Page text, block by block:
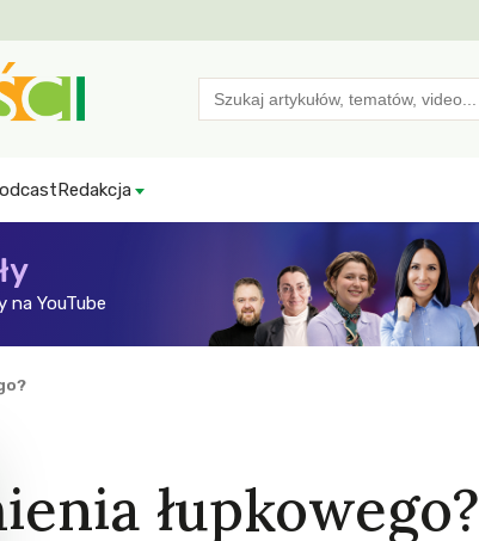
Search
for:
Redakcja
YouTube
łupkowego?